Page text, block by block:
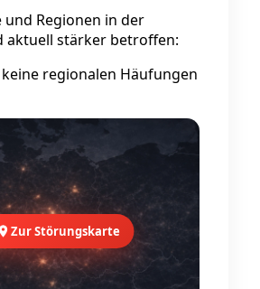
und Regionen in der
aktuell stärker betroffen:
regionalen Häufungen
Zur Störungskarte